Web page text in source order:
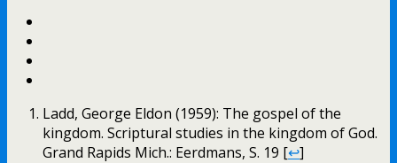
Ladd, George Eldon (1959): The gospel of the
kingdom. Scriptural studies in the kingdom of God.
Grand Rapids Mich.: Eerdmans, S. 19 [↩]